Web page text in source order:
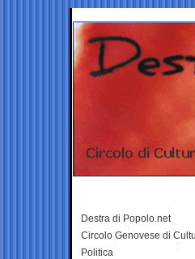
Destra di Popolo.net
Circolo Genovese di
Politica